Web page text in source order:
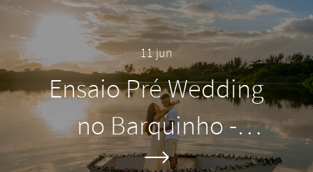
11 jun
Ensaio Pré Wedding
no Barquinho -
Lagoa de